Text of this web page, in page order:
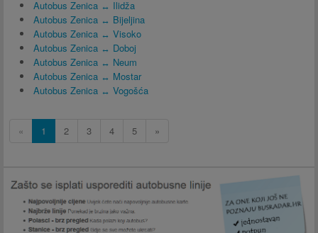
Autobus Zenica ↔ Ilidža
Autobus Zenica ↔ Bijeljina
Autobus Zenica ↔ Visoko
Autobus Zenica ↔ Doboj
Autobus Zenica ↔ Neum
Autobus Zenica ↔ Mostar
Autobus Zenica ↔ Vogošća
« 1 2 3 4 5 »